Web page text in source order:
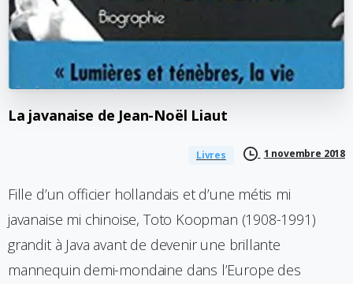
La javanaise de Jean-Noël Liaut
Livres 1 novembre 2018
Fille d’un officier hollandais et d’une métis mi
javanaise mi chinoise, Toto Koopman (1908-1991)
grandit à Java avant de devenir une brillante
mannequin demi-mondaine dans l’Europe des